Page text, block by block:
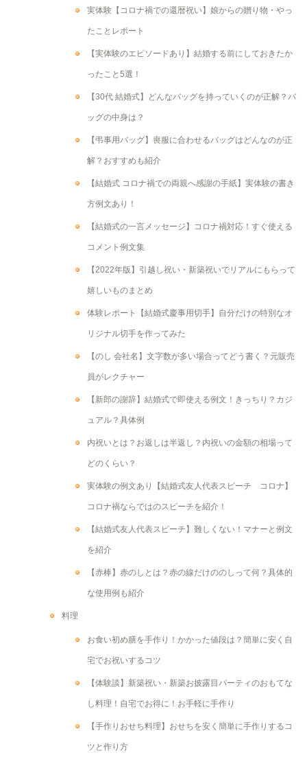
実体験【コロナ禍での還暦祝い】娘からの贈り物・やっ
たことレポート
【実体験のエピソードあり】結婚する前にしておきたか
ったこと5選！
【30代 結婚式】どんなバッグを持っていくのが正解？バ
ッグの中身は？
【弔事用バッグ】喪服に合わせるバッグはどんなのが正
解？おすすめも紹介
【結婚式 コロナ禍での両親へ感謝の手紙】実体験の書き
方例文あり！
【結婚式の一言メッセージ】コロナ禍対応！すぐ使える
コメント例文集
【2022年版】引越し祝い・新築祝いでリアルにもらって
嬉しいものまとめ
体験レポート【結婚式慶事用切手】自分だけの特別なオ
リジナル切手を作ってみた
【のし 会社名】文字数が多い場合ってどう書く？元販売
員がレクチャー
【新郎の謝辞】結婚式で即使える例文！きっちり？カジ
ュアル？具体例
内祝いとは？お返しは半返し？内祝いの金額の相場って
どのくらい？
実体験の例文あり【結婚式友人代表スピーチ コロナ】
コロナ禍ならではのスピーチを紹介！
【結婚式友人代表スピーチ】難しくない！マナーと例文
を紹介
【赤棒】赤のしとは？赤の線だけののしって何？具体的
な使用例も紹介
料理
お食い初め膳を手作り！かかった値段は？簡単に安く自
宅でお祝いするコツ
【体験談】新築祝い・新築お披露目パーティのおもてな
し料理！自宅でお得に！お手軽に手作り
【手作りおせち料理】おせちを安く簡単に手作りするコ
ツと作り方